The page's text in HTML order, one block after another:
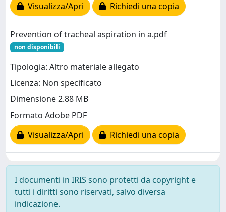
Visualizza/Apri
Richiedi una copia
Prevention of tracheal aspiration in a.pdf
non disponibili
Tipologia: Altro materiale allegato
Licenza: Non specificato
Dimensione 2.88 MB
Formato Adobe PDF
Visualizza/Apri
Richiedi una copia
I documenti in IRIS sono protetti da copyright e
tutti i diritti sono riservati, salvo diversa
indicazione.